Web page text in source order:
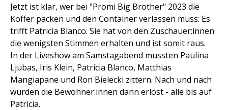
Jetzt ist klar, wer bei "Promi Big Brother" 2023 die
Koffer packen und den Container verlassen muss: Es
trifft Patricia Blanco. Sie hat von den Zuschauer:innen
die wenigsten Stimmen erhalten und ist somit raus.
In der Liveshow am Samstagabend mussten Paulina
Ljubas, Iris Klein, Patricia Blanco, Matthias
Mangiapane und Ron Bielecki zittern. Nach und nach
wurden die Bewohner:innen dann erlöst - alle bis auf
Patricia.